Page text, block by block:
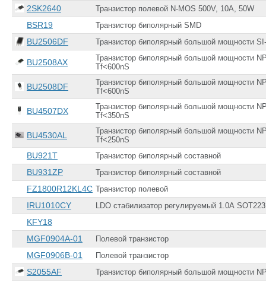
2SK2640 Транзистор полевой N-MOS 500V, 10A, 50W
BSR19 Транзистор биполярный SMD
BU2506DF Транзистор биполярный большой мощности
BU2508AX
Транзистор биполярный большой мощности
Tf<600nS
BU2508DF
Транзистор биполярный большой мощности
Tf<600nS
BU4507DX
Транзистор биполярный большой мощности
Tf<350nS
BU4530AL
Транзистор биполярный большой мощности
Tf<250nS
BU921T Транзистор биполярный составной
BU931ZP Транзистор биполярный составной
FZ1800R12KL4C Транзистор полевой
IRU1010CY LDO стабилизатор регулируемый 1.0А SOT223
KFY18
MGF0904A-01
Полевой транзистор
MGF0906B-01 Полевой транзистор
S2055AF Транзистор биполярный большой мощности